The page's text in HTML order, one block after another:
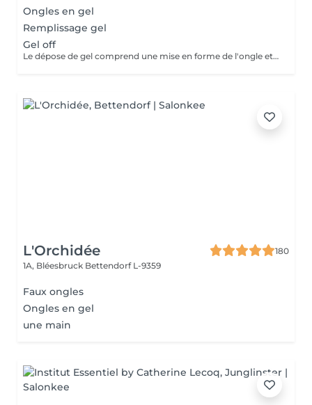
Ongles en gel
Remplissage gel
Gel off
Le dépose de gel comprend une mise en forme de l'ongle et un vernis protecteur.
L'Orchidée
180
1A, Bléesbruck Bettendorf L-9359
Faux ongles
Ongles en gel
une main